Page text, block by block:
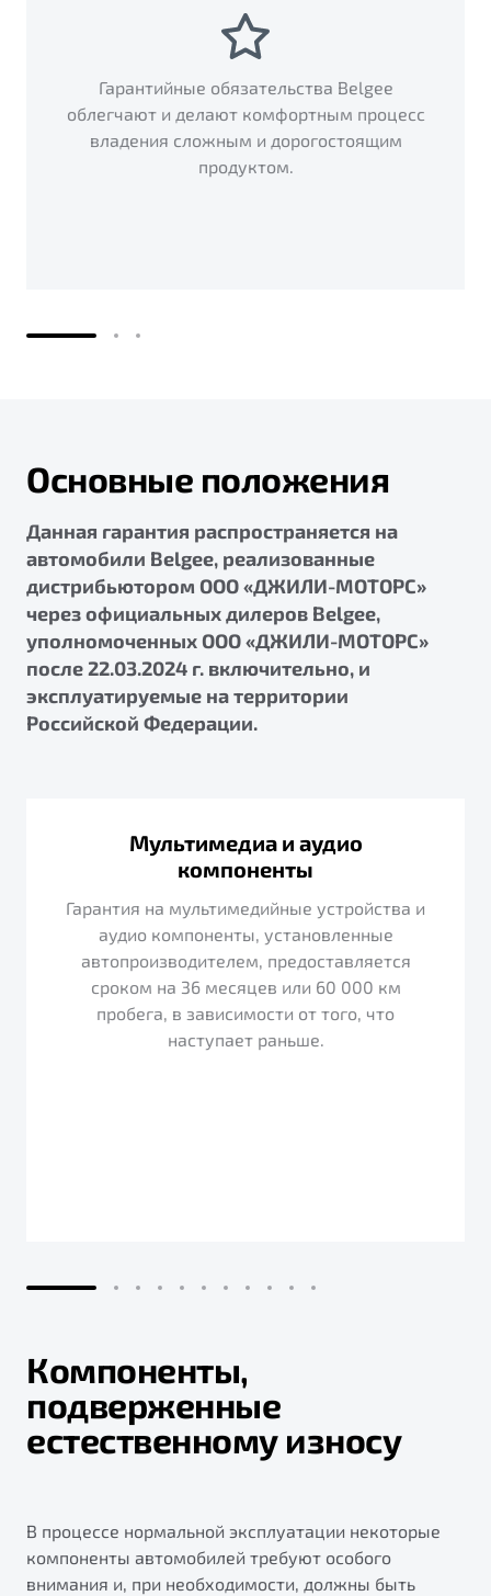
Гарантийные обязательства Belgee
облегчают и делают комфортным процесс
владения сложным и дорогостоящим
продуктом.
Основные положения
Данная гарантия распространяется на
автомобили Belgee, реализованные
дистрибьютором ООО «ДЖИЛИ-МОТОРС»
через официальных дилеров Belgee,
уполномоченных ООО «ДЖИЛИ-МОТОРС»
после 22.03.2024 г. включительно, и
эксплуатируемые на территории
Российской Федерации.
Мультимедиа и аудио
компоненты
Гарантия на мультимедийные устройства и
аудио компоненты, установленные
автопроизводителем, предоставляется
сроком на 36 месяцев или 60 000 км
пробега, в зависимости от того, что
наступает раньше.
Компоненты,
подверженные
естественному износу
В процессе нормальной эксплуатации некоторые
компоненты автомобилей требуют особого
внимания и, при необходимости, должны быть